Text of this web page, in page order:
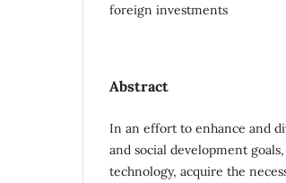
foreign investments
Abstract
In an effort to enhance and
and social development
technology, acquire the